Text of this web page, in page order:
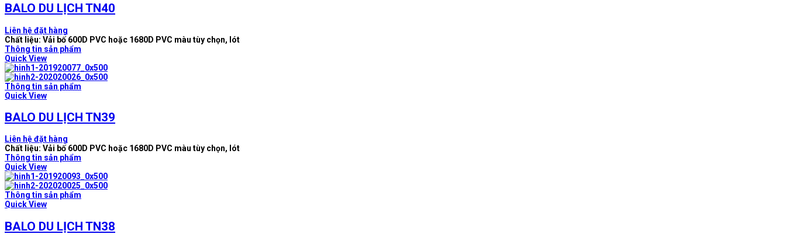
BALO DU LỊCH TN40
Liên hệ đặt hàng
Chất liệu: Vải bố 600D PVC hoặc 1680D PVC màu tùy chọn, lót
Thông tin sản phẩm
Quick View
Thông tin sản phẩm
Quick View
BALO DU LỊCH TN39
Liên hệ đặt hàng
Chất liệu: Vải bố 600D PVC hoặc 1680D PVC màu tùy chọn, lót
Thông tin sản phẩm
Quick View
Thông tin sản phẩm
Quick View
BALO DU LỊCH TN38